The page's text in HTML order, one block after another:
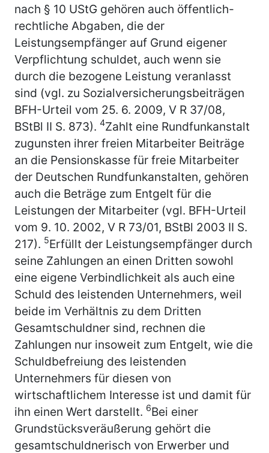
nach § 10 UStG gehören auch öffentlich-
rechtliche Abgaben, die der
Leistungsempfänger auf Grund eigener
Verpflichtung schuldet, auch wenn sie
durch die bezogene Leistung veranlasst
sind (vgl. zu Sozialversicherungsbeiträgen
BFH-Urteil vom 25. 6. 2009, V R 37/08,
BStBl II S. 873). 4Zahlt eine Rundfunkanstalt
zugunsten ihrer freien Mitarbeiter Beiträge
an die Pensionskasse für freie Mitarbeiter
der Deutschen Rundfunkanstalten, gehören
auch die Beträge zum Entgelt für die
Leistungen der Mitarbeiter (vgl. BFH-Urteil
vom 9. 10. 2002, V R 73/01, BStBl 2003 II S.
217). 5Erfüllt der Leistungsempfänger durch
seine Zahlungen an einen Dritten sowohl
eine eigene Verbindlichkeit als auch eine
Schuld des leistenden Unternehmers, weil
beide im Verhältnis zu dem Dritten
Gesamtschuldner sind, rechnen die
Zahlungen nur insoweit zum Entgelt, wie die
Schuldbefreiung des leistenden
Unternehmers für diesen von
wirtschaftlichem Interesse ist und damit für
ihn einen Wert darstellt. 6Bei einer
Grundstücksveräußerung gehört die
gesamtschuldnerisch von Erwerber und